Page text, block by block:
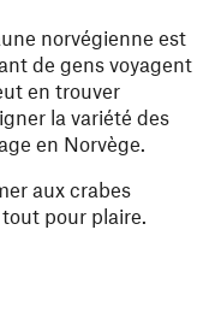
norvégienne est
de gens voyagent
en trouver
la variété des
en Norvège.
aux crabes
pour plaire.